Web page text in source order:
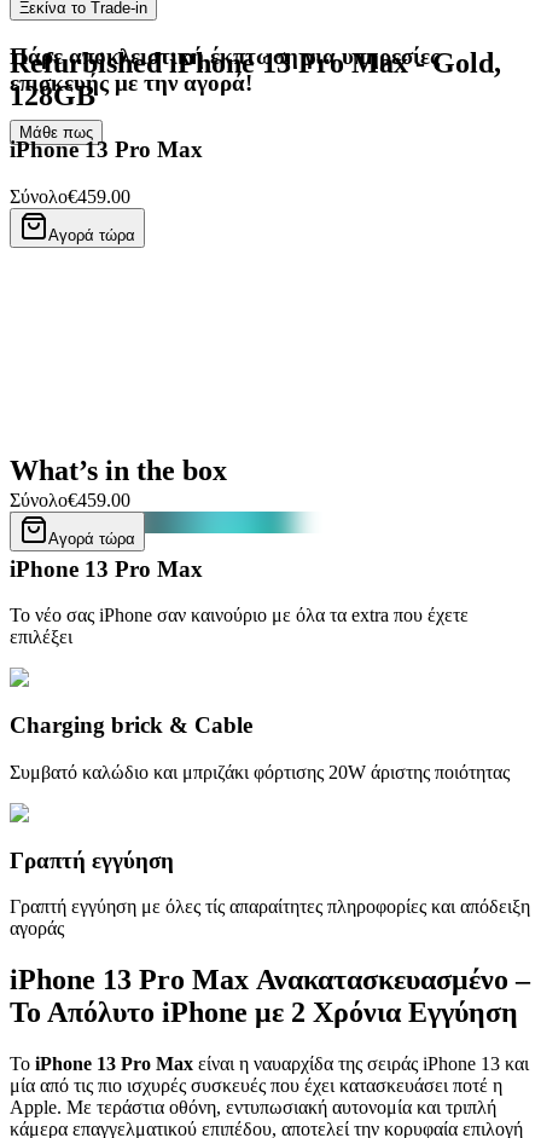
Ξεκίνα το Trade-in
Πάρεαποκλειστική έκπτωσηγια υπηρεσίες
επισκευής με την αγορά!
Μάθε πως
Refurbished iPhone 13 Pro Max - Gold,
128GB
iPhone 13 Pro Max
Σύνολο€459.00
Αγορά τώρα
Σύνολο€459.00
Αγορά τώρα
What’s in the box
iPhone 13 Pro Max
Το νέο σας iPhone σαν καινούριο με όλα τα extra που έχετε
επιλέξει
Charging brick & Cable
Συμβατό καλώδιο και μπριζάκι φόρτισης 20W άριστης ποιότητας
Γραπτή εγγύηση
Γραπτή εγγύηση με όλες τίς απαραίτητες πληροφορίες και απόδειξη
αγοράς
iPhone 13 Pro Max Ανακατασκευασμένο –
Το Απόλυτο iPhone με 2 Χρόνια Εγγύηση
Το iPhone 13 Pro Max είναι η ναυαρχίδα της σειράς iPhone 13 και
μία από τις πιο ισχυρές συσκευές που έχει κατασκευάσει ποτέ η
Apple. Με τεράστια οθόνη, εντυπωσιακή αυτονομία και τριπλή
κάμερα επαγγελματικού επιπέδου, αποτελεί την κορυφαία επιλογή